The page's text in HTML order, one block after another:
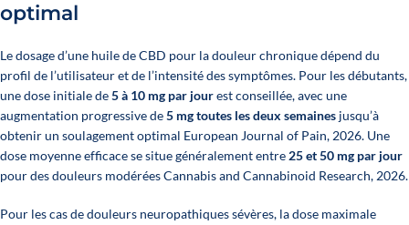
optimal
Le dosage d’une huile de CBD pour la douleur chronique dépend du
profil de l’utilisateur et de l’intensité des symptômes. Pour les débutants,
une dose initiale de5 à 10 mg par jourest conseillée, avec une
augmentation progressive de5 mg toutes les deux semaines jusqu’à
obtenir un soulagement optimal European Journal of Pain, 2026. Une
dose moyenne efficace se situe généralement entre 25 et 50 mg par jour
pour des douleurs modéréesCannabis and Cannabinoid Research, 2026.
Pour les cas de douleurs neuropathiques sévères, la dose maximale